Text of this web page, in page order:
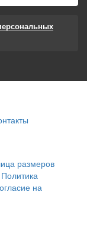
размеров
Политика
на